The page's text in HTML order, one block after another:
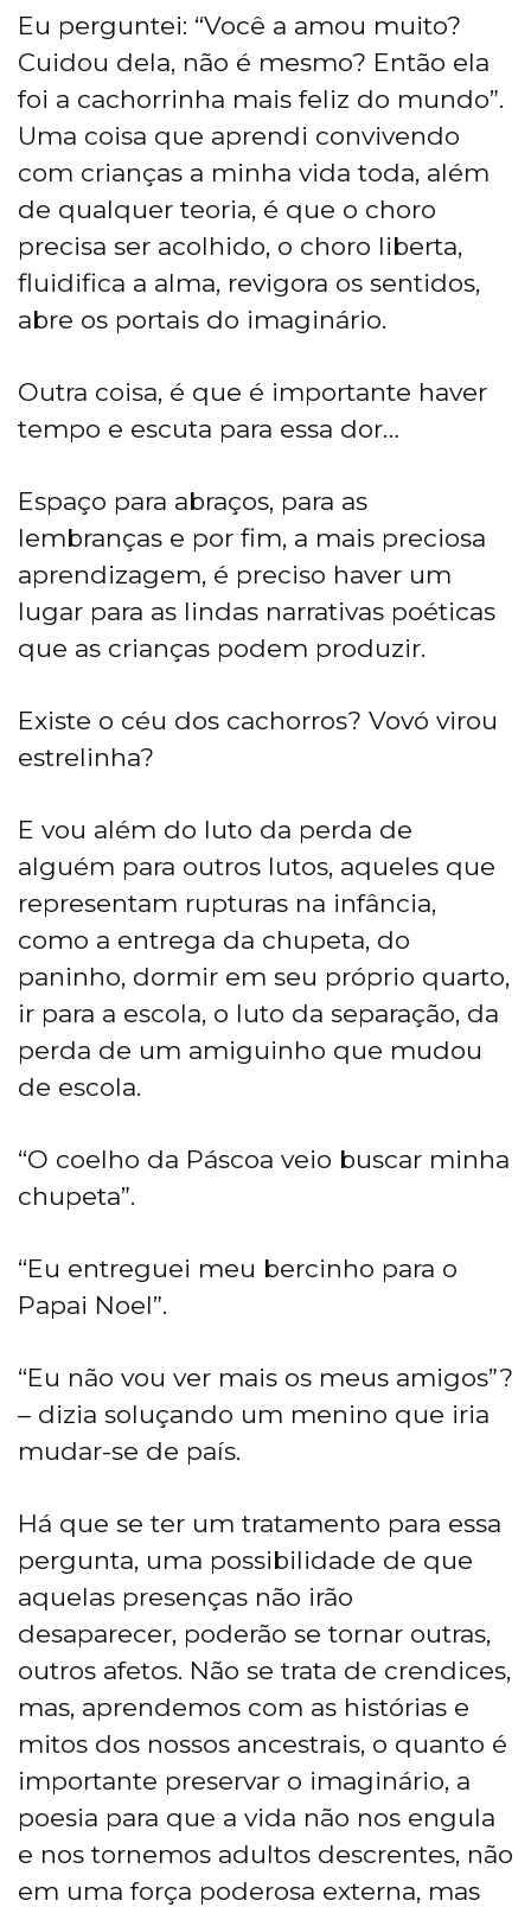
Eu perguntei: “Você a amou muito?
Cuidou dela, não é mesmo? Então ela
foi a cachorrinha mais feliz do mundo”.
Uma coisa que aprendi convivendo
com crianças a minha vida toda, além
de qualquer teoria, é que o choro
precisa ser acolhido, o choro liberta,
fluidifica a alma, revigora os sentidos,
abre os portais do imaginário.
Outra coisa, é que é importante haver
tempo e escuta para essa dor…
Espaço para abraços, para as
lembranças e por fim, a mais preciosa
aprendizagem, é preciso haver um
lugar para as lindas narrativas poéticas
que as crianças podem produzir.
Existe o céu dos cachorros? Vovó virou
estrelinha?
E vou além do luto da perda de
alguém para outros lutos, aqueles que
representam rupturas na infância,
como a entrega da chupeta, do
paninho, dormir em seu próprio quarto,
ir para a escola, o luto da separação, da
perda de um amiguinho que mudou
de escola.
“O coelho da Páscoa veio buscar minha
chupeta”.
“Eu entreguei meu bercinho para o
Papai Noel”.
“Eu não vou ver mais os meus amigos”?
– dizia soluçando um menino que iria
mudar-se de país.
Há que se ter um tratamento para essa
pergunta, uma possibilidade de que
aquelas presenças não irão
desaparecer, poderão se tornar outras,
outros afetos. Não se trata de crendices,
mas, aprendemos com as histórias e
mitos dos nossos ancestrais, o quanto é
importante preservar o imaginário, a
poesia para que a vida não nos engula
e nos tornemos adultos descrentes, não
em uma força poderosa externa, mas